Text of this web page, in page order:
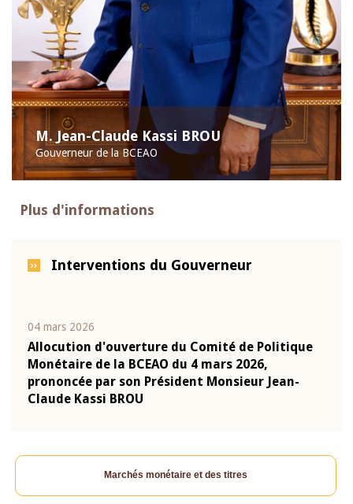
M. Jean-Claude Kassi BROU
Gouverneur de la BCEAO
Plus d'informations
Interventions du Gouverneur
04 mars 2026
Allocution d'ouverture du Comité de Politique
Monétaire de la BCEAO du 4 mars 2026,
prononcée par son Président Monsieur Jean-
Claude Kassi BROU
Marchés monétaire et des titres